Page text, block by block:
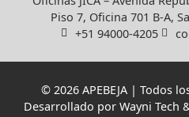
Piso 7, Oficina 701 B-A,
+51 94000-4205
© 2026 APEBEJA | Todos
Desarrollado por Wayni Tech